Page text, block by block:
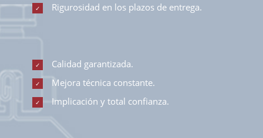
Rigurosidad en los plazos de entrega.
Calidad garantizada.
Mejora técnica constante.
Implicación y total confianza.